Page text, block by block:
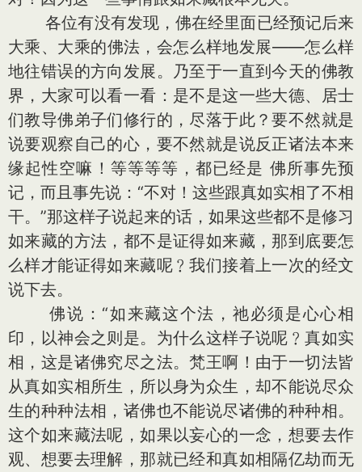
各位有没有发现，佛在经里面已经预记后来
大乘、大乘的佛法，会怎么样地发展——怎么样
地往错误的方向发展。乃至于一直到今天的佛教
界，大家可以看一看：是不是这一些大德、居士
们教导佛弟子们修行的，尽落于此？要不然就是
说要观察自己的心，要不然就是说反正诸法本来
缘起性空嘛！等等等等，都已经是 佛所事先预
记，而且事先说：“不对！这些跟真如实相了不相
干。”那这样子说起来的话，如果这些都不是修习
如来藏的方法，都不是证得如来藏，那到底要怎
么样才能证得如来藏呢﹖我们接着上一次的经文
说下去。
佛说：“如来藏这个法，祂必须是心心相
印，以神会之则是。为什么这样子说呢﹖真如实
相，这是诸佛究尽之法。梵王啊！由于一切法皆
从真如实相所生，所以身为众生，却不能说尽众
生的种种法相，诸佛也不能说尽诸佛的种种相。
这个如来藏法呢，如果以妄心的一念，想要去作
观、想要去理解，那就已经和真如相隔亿劫而无